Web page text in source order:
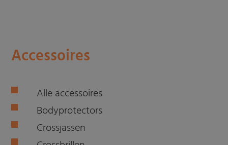
Accessoires
Alle accessoires
Bodyprotectors
Crossjassen